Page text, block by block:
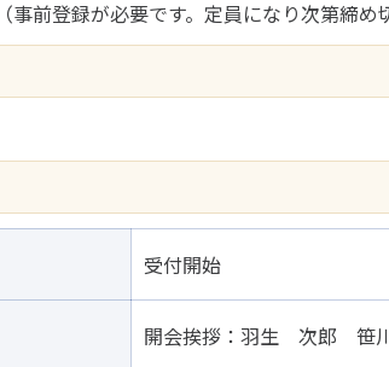
事前登録が必要です。定員になり次第締め
受付開始
開会挨拶：羽生 次郎 笹